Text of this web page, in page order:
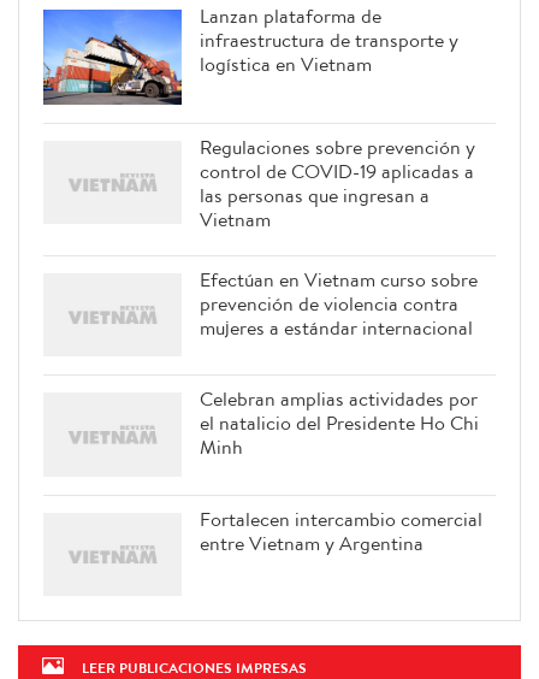
Lanzan plataforma de
infraestructura de transporte y
logística en Vietnam
Regulaciones sobre prevención y
control de COVID-19 aplicadas a
las personas que ingresan a
Vietnam
Efectúan en Vietnam curso sobre
prevención de violencia contra
mujeres a estándar internacional
Celebran amplias actividades por
el natalicio del Presidente Ho Chi
Minh
Fortalecen intercambio comercial
entre Vietnam y Argentina
LEER PUBLICACIONES IMPRESAS